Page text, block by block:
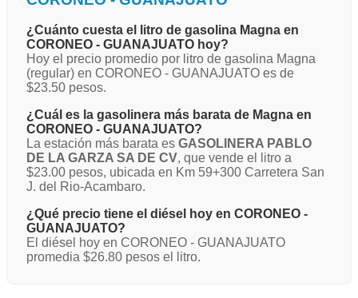
¿Cuánto cuesta el litro de gasolina Magna en
CORONEO - GUANAJUATO hoy?
Hoy el precio promedio por litro de gasolina Magna
(regular) en CORONEO - GUANAJUATO es de
$23.50 pesos.
¿Cuál es la gasolinera más barata de Magna en
CORONEO - GUANAJUATO?
La estación más barata es GASOLINERA PABLO
DE LA GARZA SA DE CV, que vende el litro a
$23.00 pesos, ubicada en Km 59+300 Carretera San
J. del Rio-Acambaro.
¿Qué precio tiene el diésel hoy en CORONEO -
GUANAJUATO?
El diésel hoy en CORONEO - GUANAJUATO
promedia $26.80 pesos el litro.